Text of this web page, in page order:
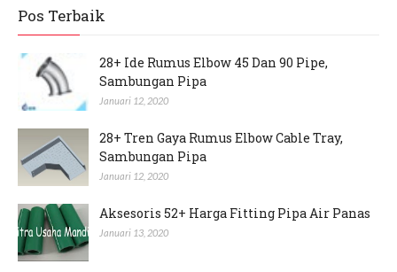
Pos Terbaik
28+ Ide Rumus Elbow 45 Dan 90 Pipe,
Sambungan Pipa
Januari 12, 2020
28+ Tren Gaya Rumus Elbow Cable Tray,
Sambungan Pipa
Januari 12, 2020
Aksesoris 52+ Harga Fitting Pipa Air Panas
Januari 13, 2020